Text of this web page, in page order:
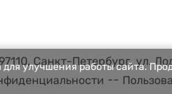
Санкт-Петербург, ул.
--
улучшения работы сайта.